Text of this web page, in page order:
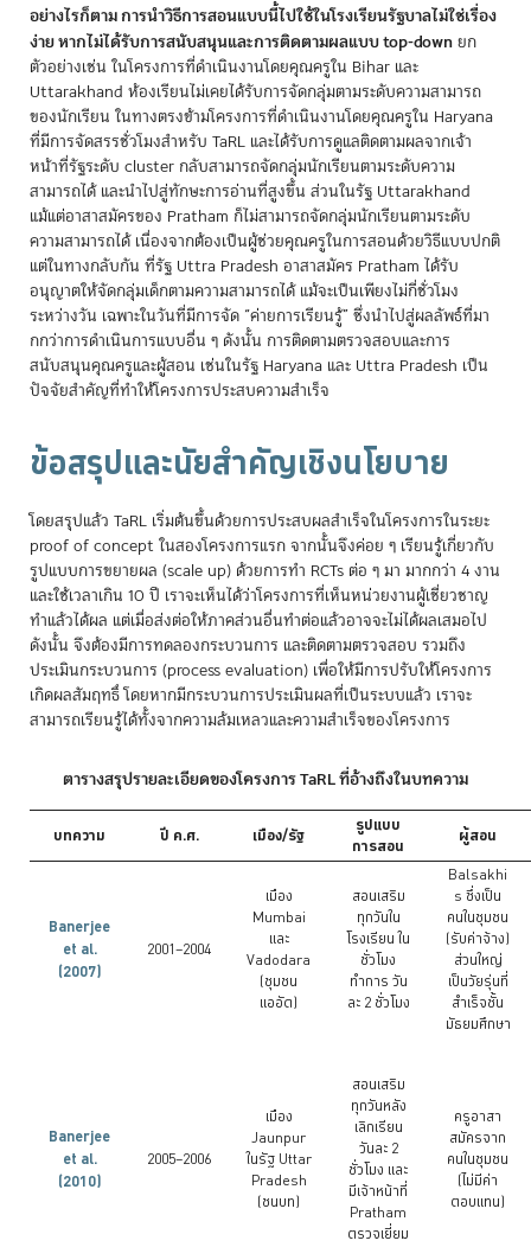
อย่างไรก็ตาม การนำวิธีการสอนแบบนี้ไปใช้ในโรงเรียนรัฐบาลไม่ใช่เรื่อง
ง่าย หากไม่ได้รับการสนับสนุนและการติดตามผลแบบ top-downยก
ตัวอย่างเช่น ในโครงการที่ดำเนินงานโดยคุณครูใน Bihar และ
Uttarakhand ห้องเรียนไม่เคยได้รับการจัดกลุ่มตามระดับความสามารถ
ของนักเรียน ในทางตรงข้ามโครงการที่ดำเนินงานโดยคุณครูใน Haryana
ที่มีการจัดสรรชั่วโมงสำหรับ TaRL และได้รับการดูแลติดตามผลจากเจ้า
หน้าที่รัฐระดับ cluster กลับสามารถจัดกลุ่มนักเรียนตามระดับความ
สามารถได้ และนำไปสู่ทักษะการอ่านที่สูงขึ้น ส่วนในรัฐ Uttarakhand
แม้แต่อาสาสมัครของ Pratham ก็ไม่สามารถจัดกลุ่มนักเรียนตามระดับ
ความสามารถได้ เนื่องจากต้องเป็นผู้ช่วยคุณครูในการสอนด้วยวิธีแบบปกติ
แต่ในทางกลับกัน ที่รัฐ Uttra Pradesh อาสาสมัคร Pratham ได้รับ
อนุญาตให้จัดกลุ่มเด็กตามความสามารถได้ แม้จะเป็นเพียงไม่กี่ชั่วโมง
ระหว่างวัน เฉพาะในวันที่มีการจัด “ค่ายการเรียนรู้” ซึ่งนำไปสู่ผลลัพธ์ที่มา
กกว่าการดำเนินการแบบอื่น ๆ ดังนั้น การติดตามตรวจสอบและการ
สนับสนุนคุณครูและผู้สอน เช่นในรัฐ Haryana และ Uttra Pradesh เป็น
ปัจจัยสำคัญที่ทำให้โครงการประสบความสำเร็จ
ข้อสรุปและนัยสำคัญเชิงนโยบาย
โดยสรุปแล้ว TaRL เริ่มต้นขึ้นด้วยการประสบผลสำเร็จในโครงการในระยะ
proof of concept ในสองโครงการแรก จากนั้นจึงค่อย ๆ เรียนรู้เกี่ยวกับ
รูปแบบการขยายผล (scale up) ด้วยการทำ RCTs ต่อ ๆ มา มากกว่า 4 งาน
และใช้เวลาเกิน 10 ปี เราจะเห็นได้ว่าโครงการที่เห็นหน่วยงานผู้เชี่ยวชาญ
ทำแล้วได้ผล แต่เมื่อส่งต่อให้ภาคส่วนอื่นทำต่อแล้วอาจจะไม่ได้ผลเสมอไป
ดังนั้น จึงต้องมีการทดลองกระบวนการ และติดตามตรวจสอบ รวมถึง
ประเมินกระบวนการ (process evaluation) เพื่อให้มีการปรับให้โครงการ
เกิดผลสัมฤทธิ์ โดยหากมีกระบวนการประเมินผลที่เป็นระบบแล้ว เราจะ
สามารถเรียนรู้ได้ทั้งจากความล้มเหลวและความสำเร็จของโครงการ
ตารางสรุปรายละเอียดของโครงการ TaRL ที่อ้างถึงในบทความ
บทความ ปี ค.ศ. เมือง/รัฐ
รูปแบบ
การสอน
ผู้สอน
Banerjee
et al.
(2007)
2001–2004
เมือง
Mumbai
และ
Vadodara
(ชุมชน
แออัด)
สอนเสริม
ทุกวันใน
โรงเรียน ใน
ชั่วโมง
ทำการ วัน
ละ 2 ชั่วโมง
Balsakhi
s ซึ่งเป็น
คนในชุมชน
(รับค่าจ้าง)
ส่วนใหญ่
เป็นวัยรุ่นที่
สำเร็จชั้น
มัธยมศึกษา
Banerjee
et al.
(2010)
2005–2006
เมือง
Jaunpur
ในรัฐ Uttar
Pradesh
(ชนบท)
สอนเสริม
ทุกวันหลัง
เลิกเรียน
วันละ 2
ชั่วโมง และ
มีเจ้าหน้าที่
Pratham
ตรวจเยี่ยม
ครูอาสา
สมัครจาก
คนในชุมชน
(ไม่มีค่า
ตอบแทน)